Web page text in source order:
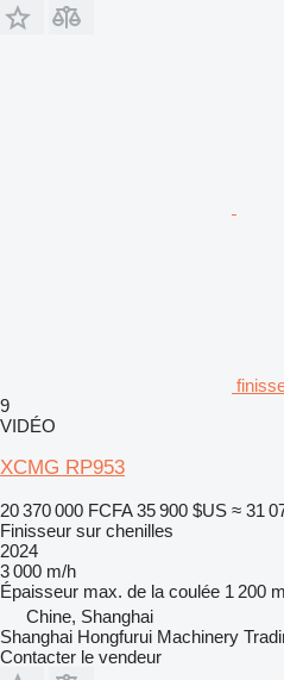
9
VIDÉO
XCMG RP953
20 370 000 FCFA 35 900 $US ≈ 31
Finisseur sur chenilles
2024
3 000 m/h
Épaisseur max. de la coulée 1 200
Chine, Shanghai
Shanghai Hongfurui Machinery
Contacter le vendeur